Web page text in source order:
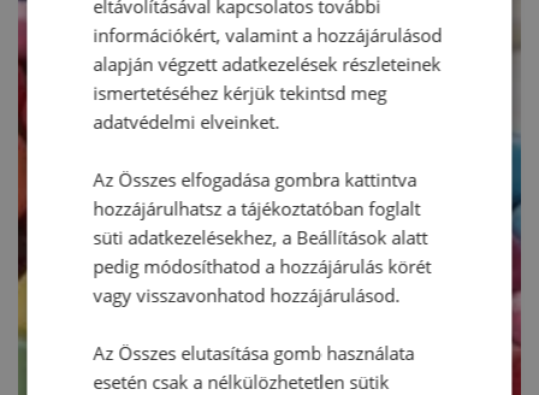
eltávolításával kapcsolatos további
információkért, valamint a hozzájárulásod
alapján végzett adatkezelések részleteinek
ismertetéséhez kérjük tekintsd meg
adatvédelmi elveinket.
Az Összes elfogadása gombra kattintva
hozzájárulhatsz a tájékoztatóban foglalt
süti adatkezelésekhez, a Beállítások alatt
pedig módosíthatod a hozzájárulás körét
vagy visszavonhatod hozzájárulásod.
Az Összes elutasítása gomb használata
esetén csak a nélkülözhetetlen sütik